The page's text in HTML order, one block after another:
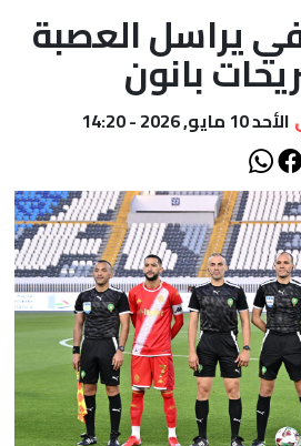
أعمدة
الصحراء
يراسل العصبة
بانون
الأحد 10 مايو, 2026 - 14:20